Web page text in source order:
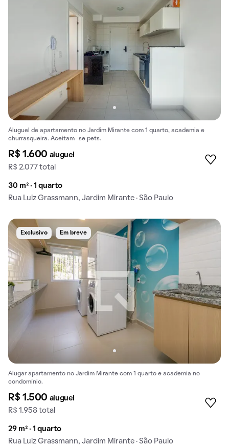
Aluguel de apartamento no Jardim Mirante com 1 quarto, academia e
churrasqueira. Aceitam-se pets.
R$ 1.600 aluguel
R$ 2.077 total
30 m² · 1 quarto
Rua Luiz Grassmann, Jardim Mirante · São Paulo
Exclusivo Em breve
Alugar apartamento no Jardim Mirante com 1 quarto e academia no
condomínio.
R$ 1.500 aluguel
R$ 1.958 total
29 m² · 1 quarto
Rua Luiz Grassmann, Jardim Mirante · São Paulo